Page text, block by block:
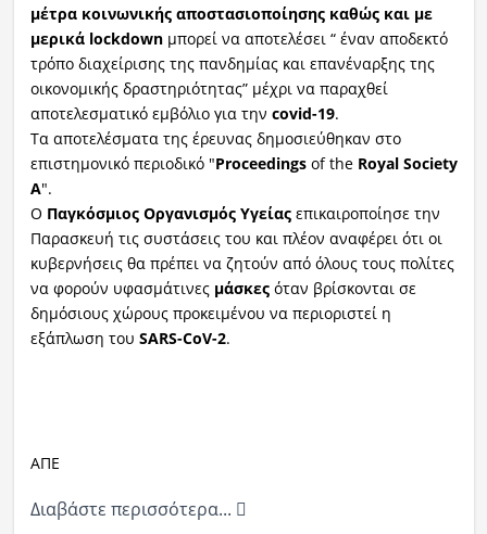
μέτρα κοινωνικής αποστασιοποίησης καθώς και με
μερικά lockdownμπορεί να αποτελέσει “ έναν αποδεκτό
τρόπο διαχείρισης της πανδημίας και επανέναρξης της
οικονομικής δραστηριότητας” μέχρι να παραχθεί
αποτελεσματικό εμβόλιο για την covid-19.
Τα αποτελέσματα της έρευνας δημοσιεύθηκαν στο
επιστημονικό περιοδικό "Proceedingsof theRoyal Society
A".
Ο Παγκόσμιος Οργανισμός Υγείαςεπικαιροποίησε την
Παρασκευή τις συστάσεις του και πλέον αναφέρει ότι οι
κυβερνήσεις θα πρέπει να ζητούν από όλους τους πολίτες
να φορούν υφασμάτινες μάσκεςόταν βρίσκονται σε
δημόσιους χώρους προκειμένου να περιοριστεί η
εξάπλωση του SARS-CoV-2.
ΑΠΕ
Διαβάστε περισσότερα...